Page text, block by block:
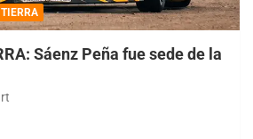
Sáenz Peña fue sede de la